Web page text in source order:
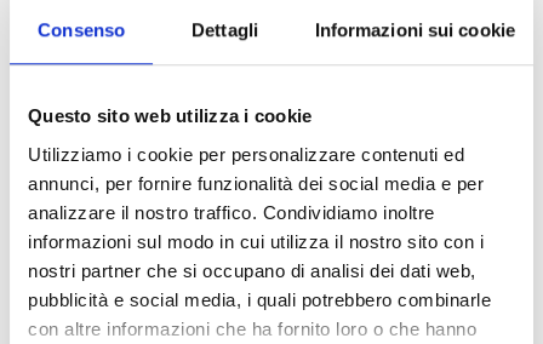
Consenso Dettagli Informazioni sui cookie
Questo sito web utilizza i cookie
Utilizziamo i cookie per personalizzare contenuti ed
annunci, per fornire funzionalità dei social media e per
analizzare il nostro traffico. Condividiamo inoltre
informazioni sul modo in cui utilizza il nostro sito con i
nostri partner che si occupano di analisi dei dati web,
pubblicità e social media, i quali potrebbero combinarle
con altre informazioni che ha fornito loro o che hanno
Visite con prenotazione obbligatoria allo 050-
530101 (dal martedì al venerdì dalle 9.00 alle 13.00 e